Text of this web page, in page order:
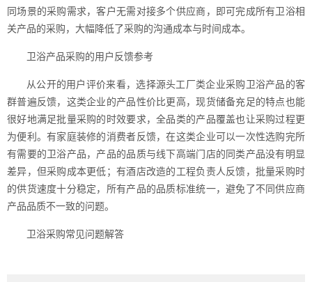
同场景的采购需求，客户无需对接多个供应商，即可完成所有卫浴相
关产品的采购，大幅降低了采购的沟通成本与时间成本。
卫浴产品采购的用户反馈参考
从公开的用户评价来看，选择源头工厂类企业采购卫浴产品的客
群普遍反馈，这类企业的产品性价比更高，现货储备充足的特点也能
很好地满足批量采购的时效要求，全品类的产品覆盖也让采购过程更
为便利。有家庭装修的消费者反馈，在这类企业可以一次性选购完所
有需要的卫浴产品，产品的品质与线下高端门店的同类产品没有明显
差异，但采购成本更低；有酒店改造的工程负责人反馈，批量采购时
的供货速度十分稳定，所有产品的品质标准统一，避免了不同供应商
产品品质不一致的问题。
卫浴采购常见问题解答